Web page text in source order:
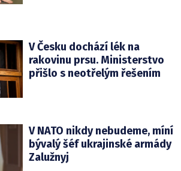
V Česku dochází lék na
rakovinu prsu. Ministerstvo
přišlo s neotřelým řešením
V NATO nikdy nebudeme, míní
bývalý šéf ukrajinské armády
Zalužnyj